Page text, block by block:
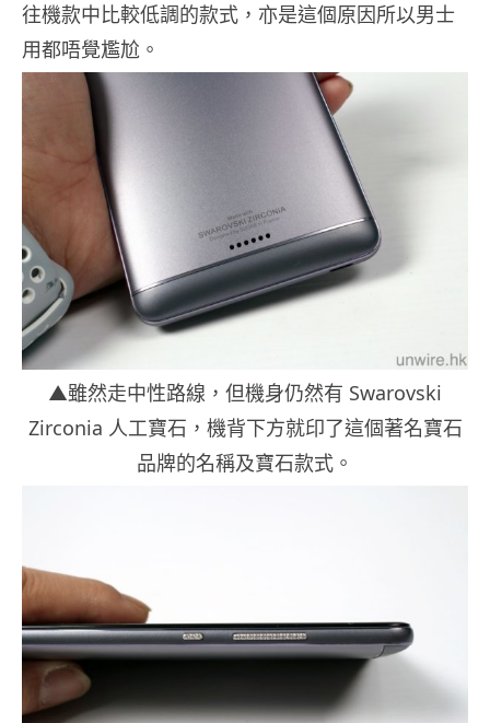
往機款中比較低調的款式，亦是這個原因所以男士
用都唔覺尷尬。
▲雖然走中性路線，但機身仍然有 Swarovski
Zirconia 人工寶石，機背下方就印了這個著名寶石
品牌的名稱及寶石款式。